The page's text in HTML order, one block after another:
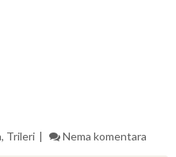
, Trileri Nema komentara